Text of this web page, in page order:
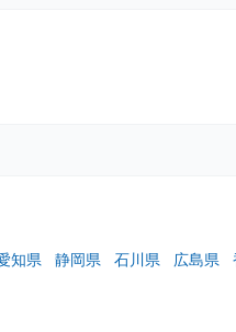
知県 静岡県 石川県 広島県